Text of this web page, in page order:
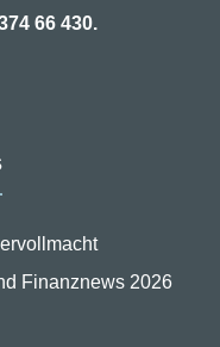
66 430.
Finanznews 2026